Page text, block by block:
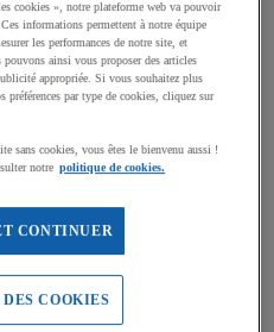
cookies », notre plateforme web va pouvoir
informations permettent à notre équipe
les performances de notre site, et
pouvons ainsi vous proposer des articles
appropriée. Si vous souhaitez plus
par type de cookies, cliquez sur
sans cookies, vous êtes le bienvenu aussi !
notre politique de cookies.
CONTINUER
COOKIES